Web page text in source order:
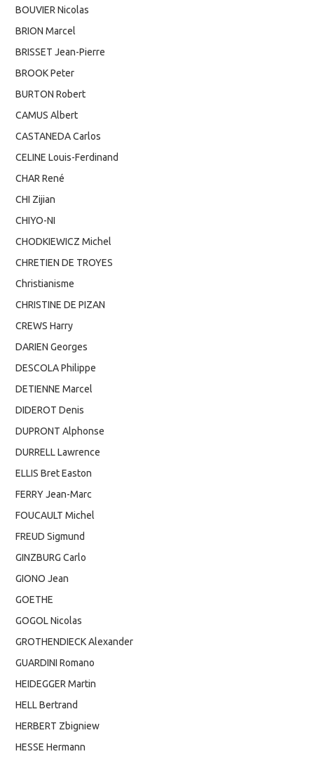
BOUVIER Nicolas
BRION Marcel
BRISSET Jean-Pierre
BROOK Peter
BURTON Robert
CAMUS Albert
CASTANEDA Carlos
CELINE Louis-Ferdinand
CHAR René
CHI Zijian
CHIYO-NI
CHODKIEWICZ Michel
CHRETIEN DE TROYES
Christianisme
CHRISTINE DE PIZAN
CREWS Harry
DARIEN Georges
DESCOLA Philippe
DETIENNE Marcel
DIDEROT Denis
DUPRONT Alphonse
DURRELL Lawrence
ELLIS Bret Easton
FERRY Jean-Marc
FOUCAULT Michel
FREUD Sigmund
GINZBURG Carlo
GIONO Jean
GOETHE
GOGOL Nicolas
GROTHENDIECK Alexander
GUARDINI Romano
HEIDEGGER Martin
HELL Bertrand
HERBERT Zbigniew
HESSE Hermann